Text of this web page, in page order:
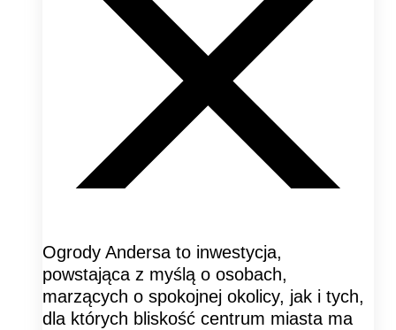
Ogrody Andersa to inwestycja,
powstająca z myślą o osobach,
marzących o spokojnej okolicy, jak i tych,
dla których bliskość centrum miasta ma